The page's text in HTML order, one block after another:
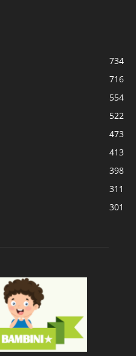
734
716
554
522
473
413
398
311
301